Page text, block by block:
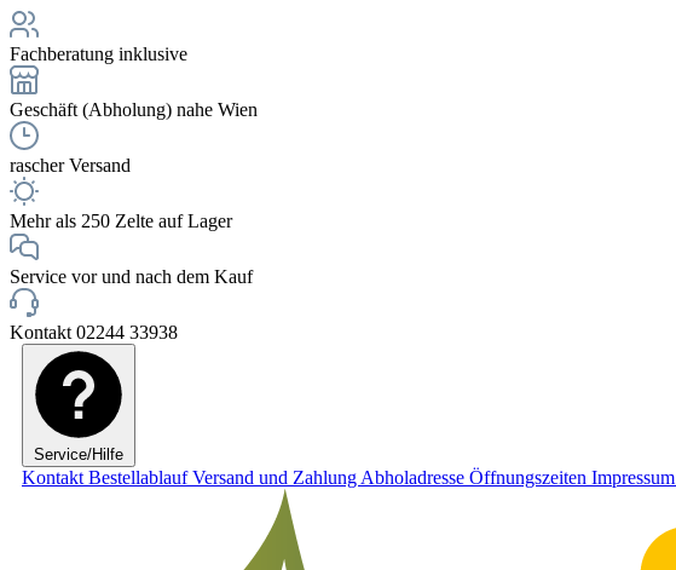
Fachberatung inklusive
Geschäft (Abholung) nahe Wien
rascher Versand
Mehr als 250 Zelte auf Lager
Service vor und nach dem Kauf
Kontakt 02244 33938
Service/Hilfe
Kontakt BestellablaufVersand und Zahlung Abholadresse Öffnungszeiten Impressum